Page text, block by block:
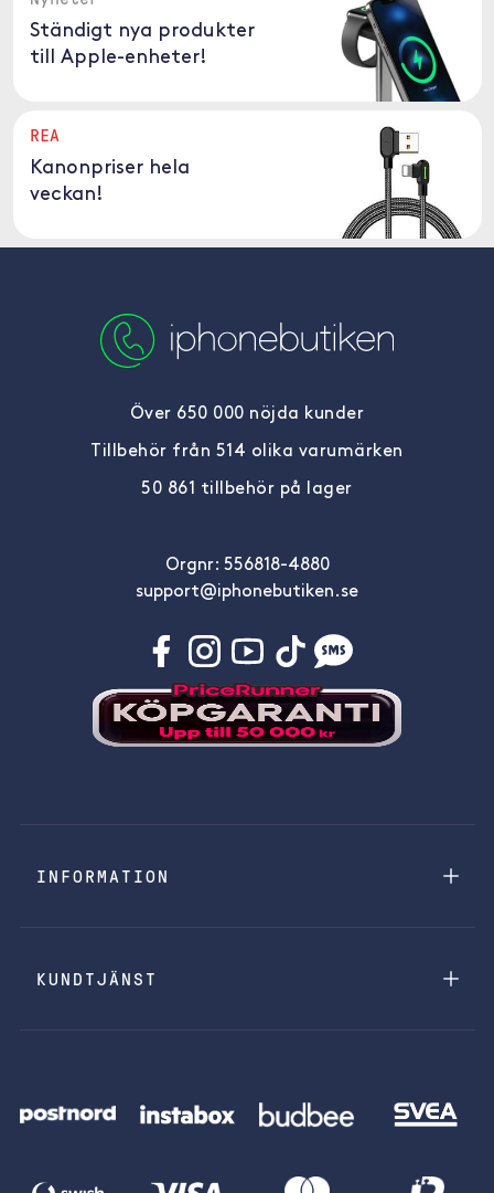
Ständigt nya produkter
till Apple-enheter!
REA
Kanonpriser hela
veckan!
Över 650 000 nöjda kunder
Tillbehör från 514 olika varumärken
50 861 tillbehör på lager
Orgnr: 556818-4880
support@iphonebutiken.se
INFORMATION
KUNDTJÄNST